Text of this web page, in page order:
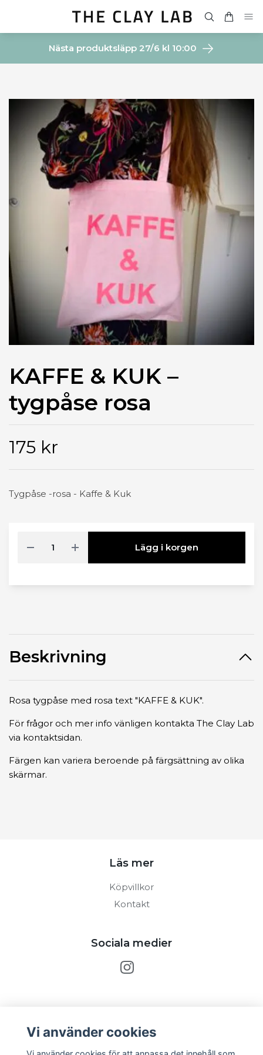
Nästa produktsläpp 27/6 kl 10:00
KAFFE & KUK –
tygpåse rosa
175 kr
Tygpåse -rosa - Kaffe & Kuk
Lägg i korgen
Beskrivning
Rosa tygpåse med rosa text "KAFFE & KUK".
För frågor och mer info vänligen kontakta The Clay Lab
via kontaktsidan.
Färgen kan variera beroende på färgsättning av olika
skärmar.
Läs mer
Köpvillkor
Kontakt
Sociala medier
Vi använder cookies